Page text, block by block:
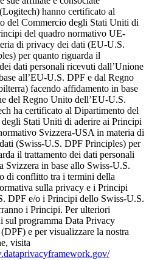
hanno certificato al
del Commercio degli Stati Uniti di
del quadro normativo UE-
di privacy dei dati (EU-U.S.
per quanto riguarda il
dati personali ricevuti dall’Unione
all’EU-U.S. DPF e dal Regno
facendo affidamento in base
del Regno Unito dell’EU-U.S.
ha certificato al Dipartimento del
Stati Uniti di aderire ai Principi
Svizzera-USA in materia di
(Swiss-U.S. DPF Principles) per
il trattamento dei dati personali
Svizzera in base allo Swiss-U.S.
di conflitto tra i termini della
sulla privacy e i Principi
DPF e/o i Principi dello Swiss-U.S.
i Principi. Per ulteriori
sul programma Data Privacy
e per visualizzare la nostra
visita